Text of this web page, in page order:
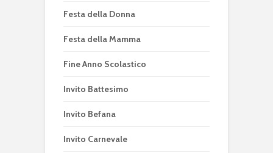
Festa della Donna
Festa della Mamma
Fine Anno Scolastico
Invito Battesimo
Invito Befana
Invito Carnevale